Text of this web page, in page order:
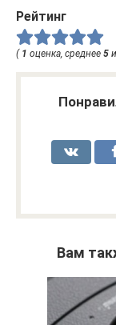
Рейтинг
( 1 оценка, среднее 5
Вам